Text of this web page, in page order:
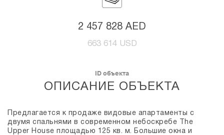
2 457 828 AED
663 614 USD
ID объекта
ОПИСАНИЕ ОБЪЕКТА
Предлагается к продаже видовые апартаменты с
двумя спальнями в современном небоскребе The
Upper House площадью 125 кв. м. Большие окна и